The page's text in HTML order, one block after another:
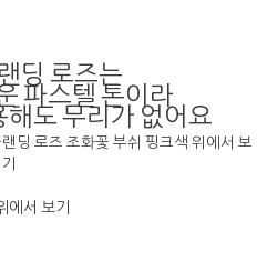
딩 로즈는
파스텔 톤이라
도 무리가 없어요
에서 보기